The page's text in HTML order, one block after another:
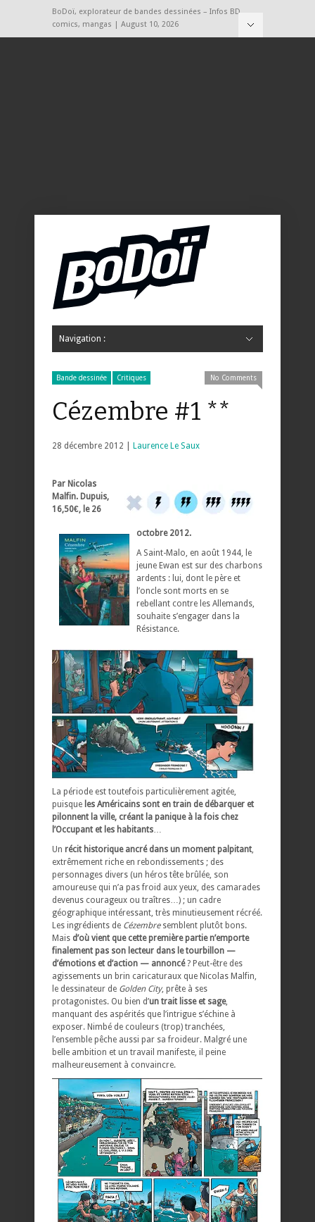
BoDoï, explorateur de bandes dessinées – Infos BD,
comics, mangas | August 10, 2026
Navigation :
Bande dessinée Critiques No Comments
Cézembre #1 **
28 décembre 2012 | Laurence Le Saux
Par Nicolas
Malfin. Dupuis,
16,50€, le 26
octobre 2012.
A Saint-Malo, en août 1944, le
jeune Ewan est sur des charbons
ardents : lui, dont le père et
l’oncle sont morts en se
rebellant contre les Allemands,
souhaite s’engager dans la
Résistance.
La période est toutefois particulièrement agitée,
puisque les Américains sont en train de débarquer et
pilonnent la ville, créant la panique à la fois chez
l’Occupant et les habitants…
Un récit historique ancré dans un moment palpitant,
extrêmement riche en rebondissements ; des
personnages divers (un héros tête brûlée, son
amoureuse qui n’a pas froid aux yeux, des camarades
devenus courageux ou traîtres…) ; un cadre
géographique intéressant, très minutieusement récréé.
Les ingrédients de Cézembresemblent plutôt bons.
Mais d’où vient que cette première partie n’emporte
finalement pas son lecteur dans le tourbillon —
d’émotions et d’action — annoncé? Peut-être des
agissements un brin caricaturaux que Nicolas Malfin,
le dessinateur de Golden City, prête à ses
protagonistes. Ou bien d’un trait lisse et sage,
manquant des aspérités que l’intrigue s’échine à
exposer. Nimbé de couleurs (trop) tranchées,
l’ensemble pêche aussi par sa froideur. Malgré une
belle ambition et un travail manifeste, il peine
malheureusement à convaincre.